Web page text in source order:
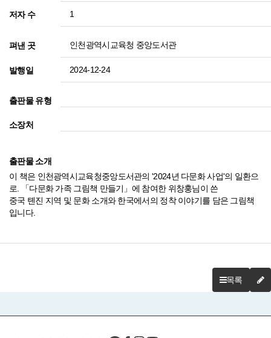
저자 수 1
펴낸 곳 인천광역시교육청 중앙도서관
발행일 2024-12-24
출판물 유형
소장처
출판물 소개
이 책은 인천광역시교육청중앙도서관의 '2024년 다문화 사업'의 일환으
로. 「다문화 가족 그림책 만들기」에 참여한 위창훙님이 쓴
중국 톈진 지역 및 문화 소개와 한국에서의 정착 이야기를 담은 그림책
입니다.
목록